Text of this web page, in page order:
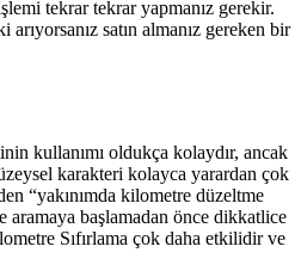
tekrar tekrar yapmanız gerekir.
satın almanız gereken bir
kullanımı oldukça kolaydır, ancak
karakteri kolayca yarardan çok
“yakınımda kilometre düzeltme
başlamadan önce dikkatlice
Sıfırlama çok daha etkilidir ve